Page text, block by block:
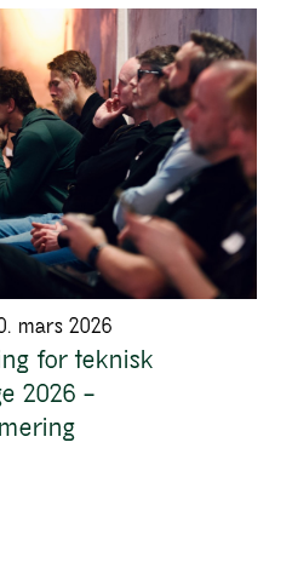
mars 2026
for teknisk
2026 –